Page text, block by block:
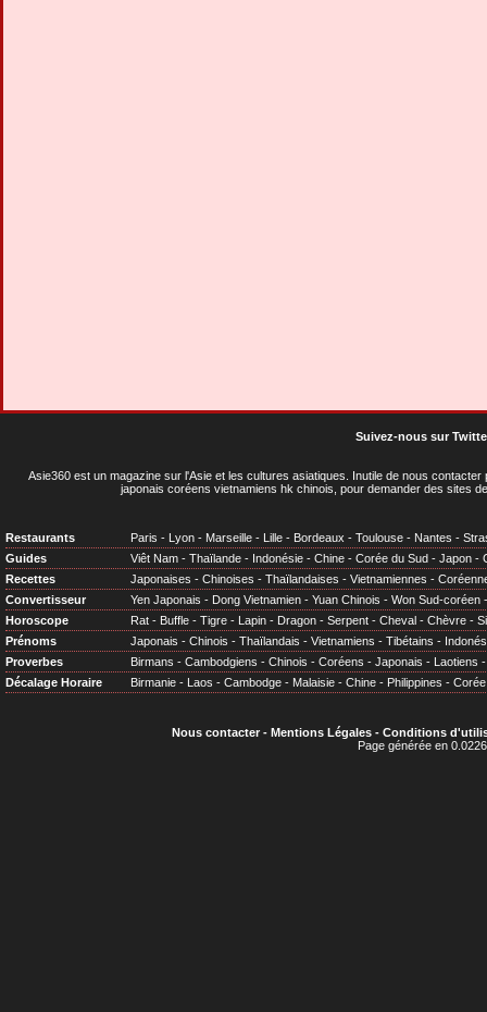
Suivez-nous sur
Asie360 est un magazine sur l'Asie et les cultures asiatiques . Inutile de nous
japonais coréens vietnamiens hk chinois, pour demander des sites
Restaurants Paris - Lyon - Marseille - Lille - Bordeaux - Toulouse - Nantes -
Guides
Viêt Nam - Thaïlande - Indonésie - Chine - Corée du Sud - Japon -
Recettes
Japonaises - Chinoises - Thaïlandaises - Vietnamiennes -
Convertisseur
Yen Japonais - Dong Vietnamien - Yuan Chinois - Won Sud-coréen
Horoscope
Rat - Buffle - Tigre - Lapin - Dragon - Serpent - Cheval - Chèvre -
Prénoms
Japonais - Chinois - Thaïlandais - Vietnamiens - Tibétains -
Proverbes
Birmans - Cambodgiens - Chinois - Coréens - Japonais - Laotiens
Décalage Horaire
Birmanie - Laos - Cambodge - Malaisie - Chine - Philippines - Corée
Nous contacter- Mentions Légales- Conditions
Page générée en